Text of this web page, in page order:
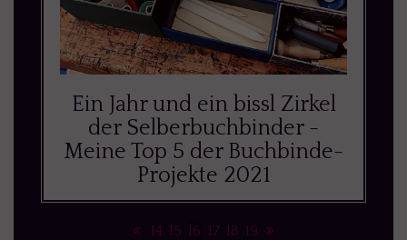
Ein Jahr und ein bissl Zirkel
der Selberbuchbinder -
Meine Top 5 der Buchbinde-
Projekte 2021
14 15 16 17 18 19